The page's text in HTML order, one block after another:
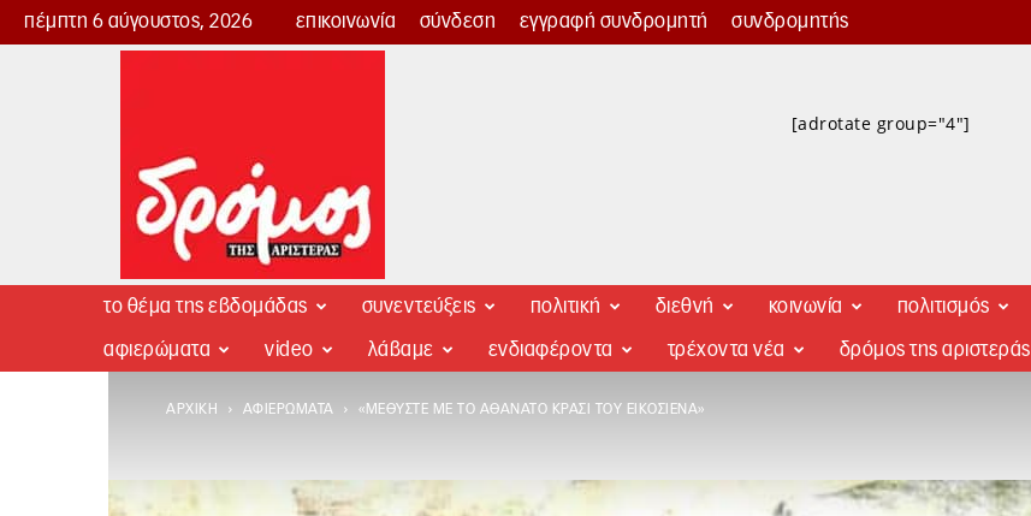
πέμπτη 6 αύγουστος, 2026 επικοινωνία σύνδεση εγγραφή συνδρομητή συνδρομητής
Δρόμος
[adrotate group="4"]
το θέμα της εβδομάδας συνεντεύξεις πολιτική διεθνή κοινωνία πολιτισμός
αφιερώματα video λάβαμε ενδιαφέροντα τρέχοντα νέα δρόμος της αριστεράς
ΑΡΧΙΚΉ ΑΦΙΕΡΏΜΑΤΑ «ΜΕΘΎΣΤΕ ΜΕ ΤΟ ΑΘΆΝΑΤΟ ΚΡΑΣΊ ΤΟΥ ΕΙΚΟΣΙΈΝΑ»